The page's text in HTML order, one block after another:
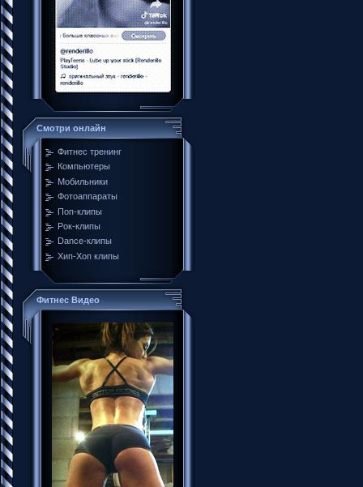
Смотри онлайн
Фитнес тренинг
Компьютеры
Мобильники
Фотоаппараты
Поп-клипы
Рок-клипы
Dance-клипы
Хип-Хоп клипы
Фитнес Видео